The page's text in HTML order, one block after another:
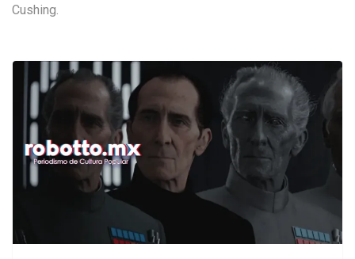
Cushing.